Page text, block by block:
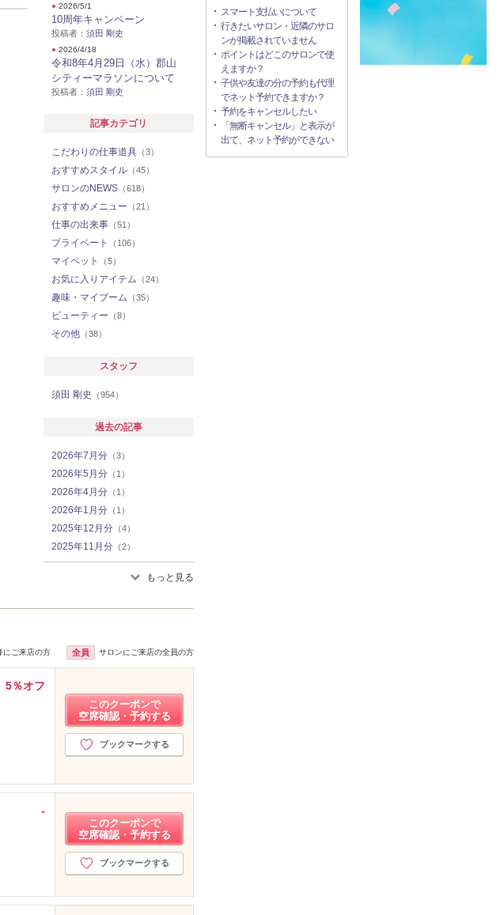
● 2026/5/1
10周年キャンペーン
投稿者： 須田 剛史
● 2026/4/18
令和8年4月29日（水）郡山
シティーマラソンについて
投稿者： 須田 剛史
記事カテゴリ
こだわりの仕事道具 （3）
おすすめスタイル （45）
サロンのNEWS （618）
おすすめメニュー （21）
仕事の出来事 （51）
プライベート （106）
マイペット （5）
お気に入りアイテム （24）
趣味・マイブーム （35）
ビューティー （8）
その他 （38）
スタッフ
須田 剛史 （954）
過去の記事
2026年7月分 （3）
2026年5月分 （1）
2026年4月分 （1）
2026年1月分 （1）
2025年12月分 （4）
2025年11月分 （2）
2025年10月分（1）
2024年12月分 （4）
2024年9月分（1）
2024年8月分（1）
2024年7月分（2）
2024年5月分 （1）
2024年1月分（2）
2023年10月分（1）
2023年9月分（1）
2023年7月分（1）
2023年6月分（3）
もっと見る
にご来店の方 全員 サロンにご来店の全員の方
5％オフ
このクーポンで
空席確認・予約する
ブックマークする
-
このクーポンで
空席確認・予約する
ブックマークする
スマート支払いについて
行きたいサロン・近隣のサロ
ンが掲載されていません
ポイントはどこのサロンで使
えますか？
子供や友達の分の予約も代理
でネット予約できますか？
予約をキャンセルしたい
「無断キャンセル」と表示が
出て、ネット予約ができない